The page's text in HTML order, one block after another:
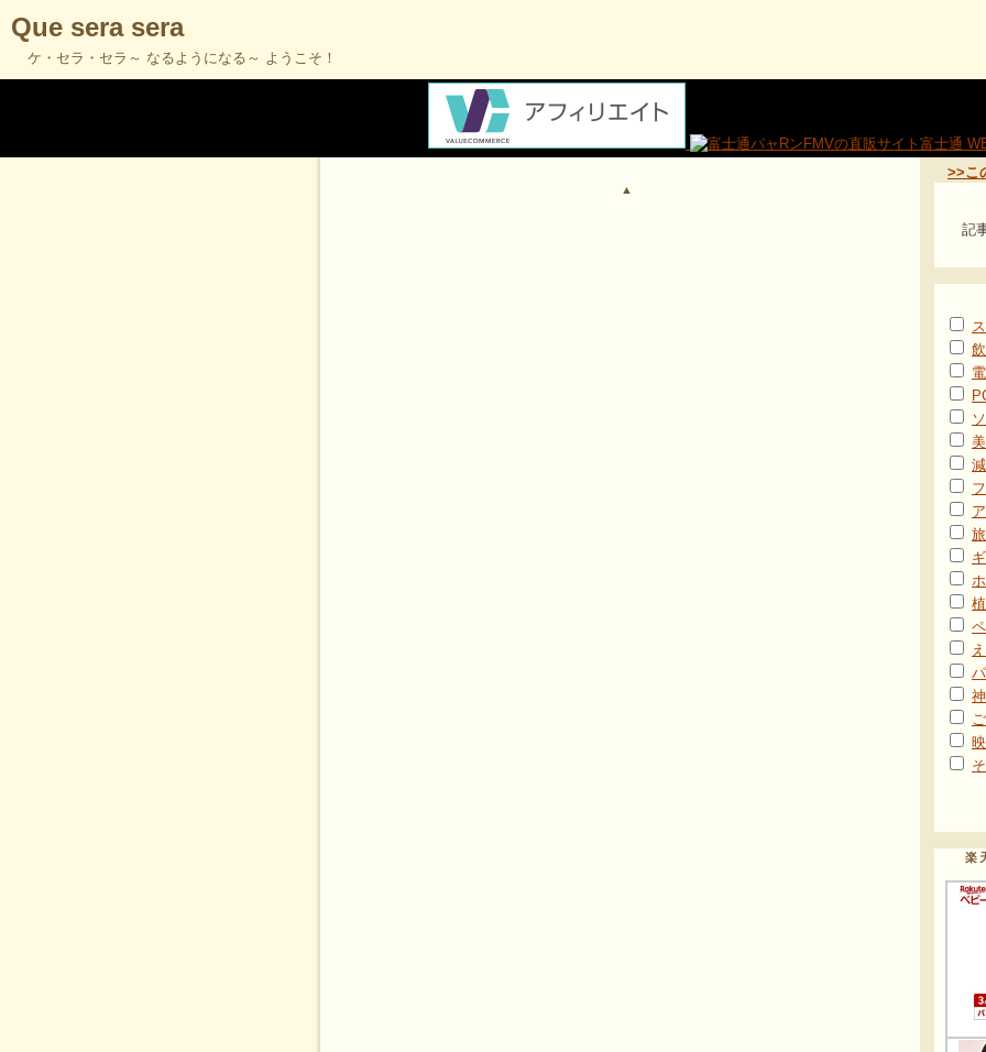
Que sera sera
ケ・セラ・セラ～ なるようになる～ ようこそ！
▲
>>こ
記
楽